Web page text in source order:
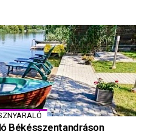
Békésszentandráson